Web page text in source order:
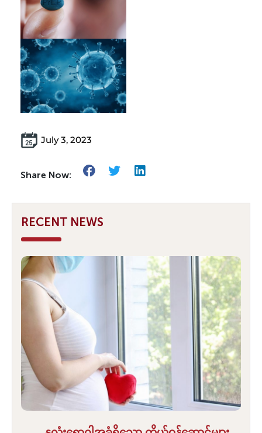
July 3, 2023
Share Now:
RECENT NEWS